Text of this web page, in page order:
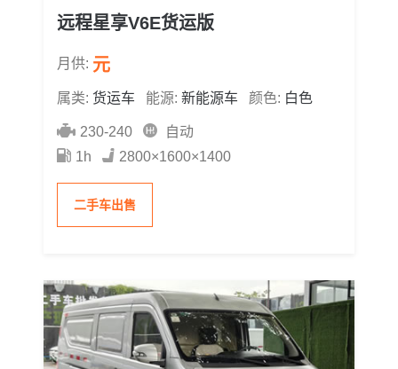
远程星享V6E货运版
月供: 元
属类: 货运车 能源: 新能源车 颜色: 白色
230-240
自动
1h
2800×1600×1400
二手车出售